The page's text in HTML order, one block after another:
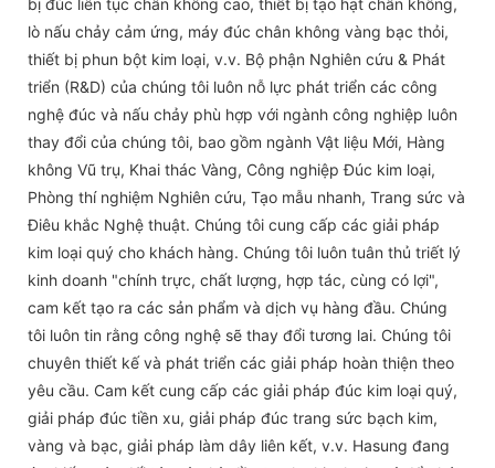
lò nấu chảy cảm ứng, máy đúc chân không vàng bạc thỏi,
thiết bị phun bột kim loại, v.v. Bộ phận Nghiên cứu & Phát
triển (R&D) của chúng tôi luôn nỗ lực phát triển các công
nghệ đúc và nấu chảy phù hợp với ngành công nghiệp luôn
thay đổi của chúng tôi, bao gồm ngành Vật liệu Mới, Hàng
không Vũ trụ, Khai thác Vàng, Công nghiệp Đúc kim loại,
Phòng thí nghiệm Nghiên cứu, Tạo mẫu nhanh, Trang sức và
Điêu khắc Nghệ thuật. Chúng tôi cung cấp các giải pháp
kim loại quý cho khách hàng. Chúng tôi luôn tuân thủ triết lý
kinh doanh "chính trực, chất lượng, hợp tác, cùng có lợi",
cam kết tạo ra các sản phẩm và dịch vụ hàng đầu. Chúng
tôi luôn tin rằng công nghệ sẽ thay đổi tương lai. Chúng tôi
chuyên thiết kế và phát triển các giải pháp hoàn thiện theo
yêu cầu. Cam kết cung cấp các giải pháp đúc kim loại quý,
giải pháp đúc tiền xu, giải pháp đúc trang sức bạch kim,
vàng và bạc, giải pháp làm dây liên kết, v.v. Hasung đang